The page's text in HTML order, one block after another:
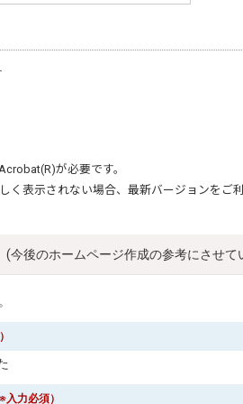
が必要です。
く表示されない場合、最新バージョンをご利